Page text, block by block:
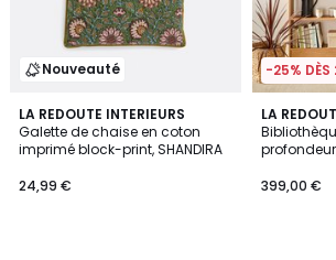
Nouveauté
LA REDOUTE INTERIEURS
Galette de chaise en coton
imprimé block-print, SHANDIRA
24,99 €
1
/
5
-25% DÈS
LA
profondeur,
399,00 €